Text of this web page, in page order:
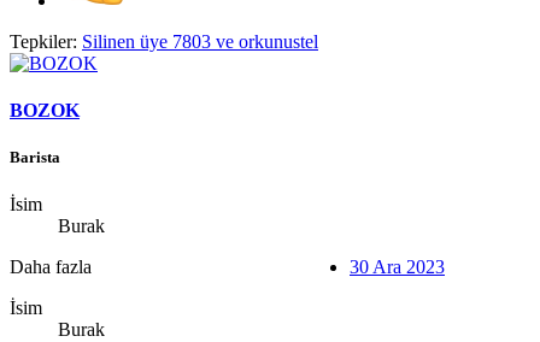
Tepkiler: Silinen üye 7803 ve orkunustel
BOZOK
Barista
İsim
Burak
Daha fazla
İsim
Burak
30 Ara 2023